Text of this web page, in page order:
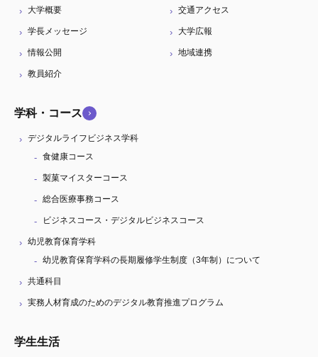
大学概要 交通アクセス
学長メッセージ 大学広報
情報公開 地域連携
教員紹介
学科・コース
デジタルライフビジネス学科
食健康コース
製菓マイスターコース
総合医療事務コース
ビジネスコース・デジタルビジネスコース
幼児教育保育学科
幼児教育保育学科の長期履修学生制度（3年制）について
共通科目
実務人材育成のためのデジタル教育推進プログラム
学生生活